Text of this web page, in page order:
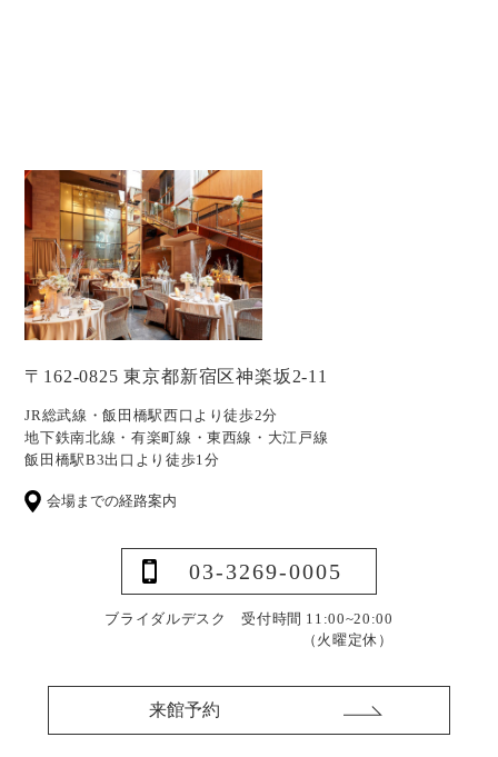
〒162-0825 東京都新宿区神楽坂2-11
JR総武線・飯田橋駅西口より徒歩2分
地下鉄南北線・有楽町線・東西線・大江戸線
飯田橋駅B3出口より徒歩1分
会場までの経路案内
03-3269-0005
ブライダルデスク 受付時間 11:00~20:00
（火曜定休）
来館予約